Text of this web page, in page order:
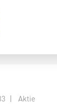
| Aktie